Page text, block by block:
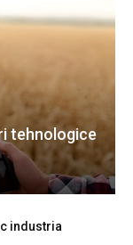
tehnologice
industria